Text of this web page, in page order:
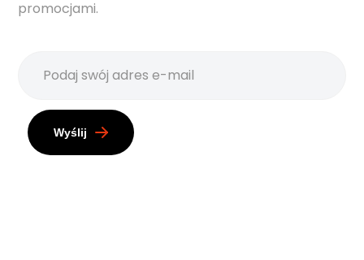
promocjami.
Wyślij